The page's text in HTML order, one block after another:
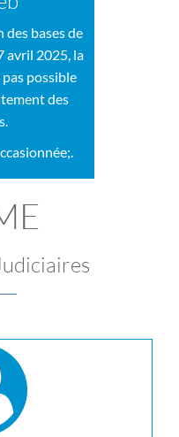
bases de
avril 2025, la
possible
des